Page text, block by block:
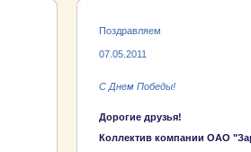
Поздравляем
07.05.2011
С Днем Победы!
Дорогие друзья!
Коллектив компании ОАО